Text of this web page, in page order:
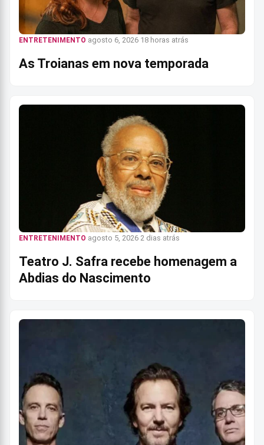
ENTRETENIMENTO agosto 6, 2026 18 horas atrás
As Troianas em nova temporada
ENTRETENIMENTO agosto 5, 2026 2 dias atrás
Teatro J. Safra recebe homenagem a
Abdias do Nascimento